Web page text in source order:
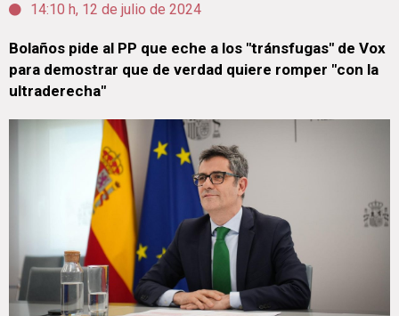
14:10 h, 12 de julio de 2024
Bolaños pide al PP que eche a los "tránsfugas" de Vox
para demostrar que de verdad quiere romper "con la
ultraderecha"